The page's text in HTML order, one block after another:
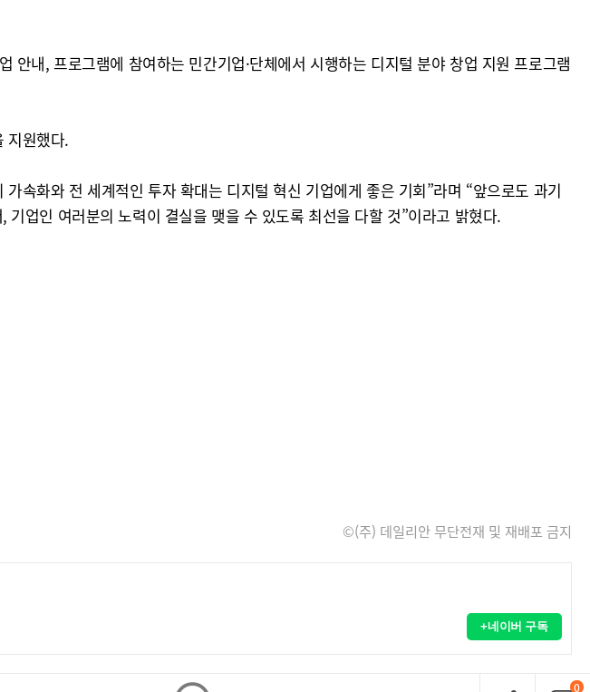
내, 프로그램에 참여하는 민간기업·단체에서 시행하는 디지털 분야 창업 지원 프로그램
지원했다.
속화와 전 세계적인 투자 확대는 디지털 혁신 기업에게 좋은 기회”라며 “앞으로도 과기
업인 여러분의 노력이 결실을 맺을 수 있도록 최선을 다할 것”이라고 밝혔다.
©(주) 데일리안 무단전재 및 재배포 금지
+네이버 구독
0